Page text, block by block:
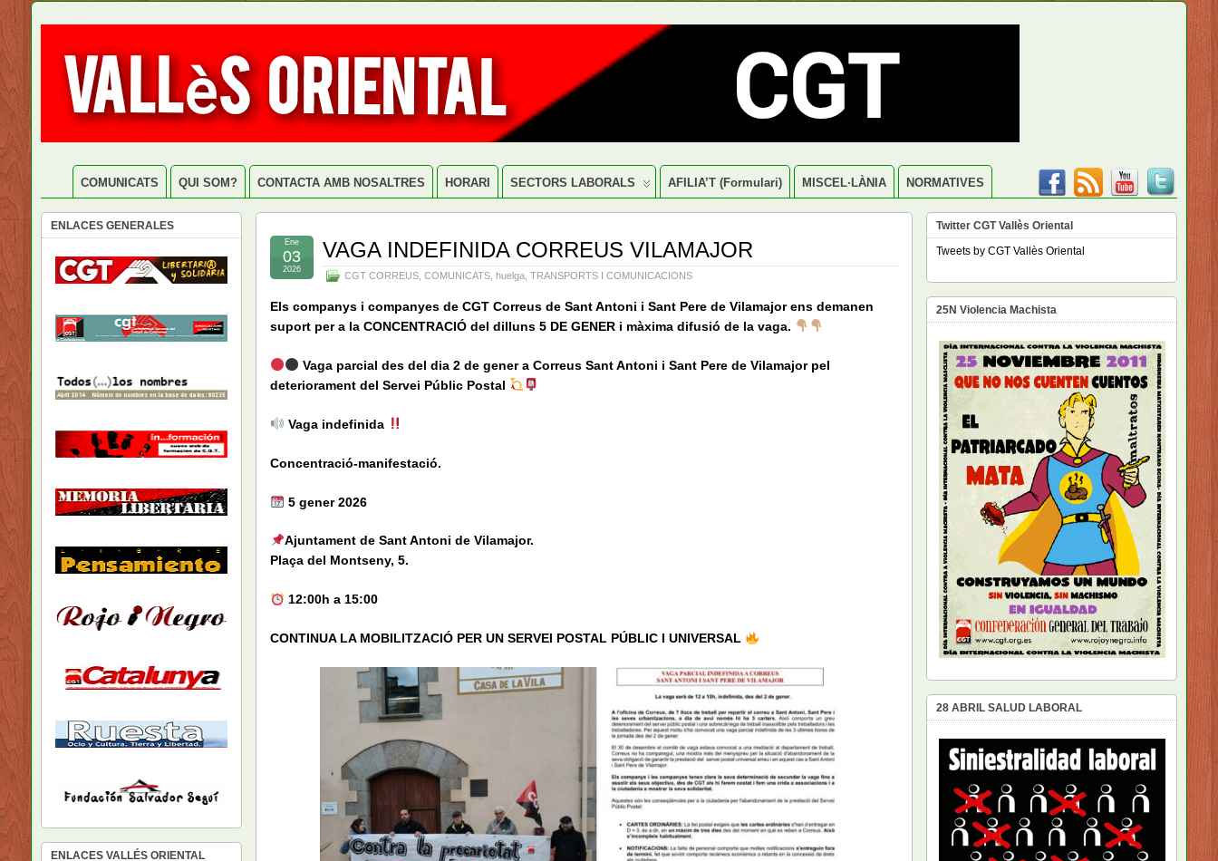
COMUNICATS QUI SOM? CONTACTA AMB NOSALTRES HORARI SECTORS LABORALS AFILIA’T (formulari) MISCEL·LÀNIA NORMATIVES
VAGA INDEFINIDA CORREUS VILAMAJOR
CGT CORREUS COMUNICATS huelga TRANSPORTS I COMUNICACIONS
Ene
03
2026
Els companys i companyes de CGT Correus de Sant Antoni i Sant Pere de Vilamajor ens demanen
suport per a la CONCENTRACIÓ del dilluns 5 DE GENER i màxima difusió de la vaga.
Vaga parcial des del dia 2 de gener a Correus Sant Antoni i Sant Pere de Vilamajor pel
deteriorament del Servei Públic Postal
Vaga indefinida
Concentració-manifestació.
5 gener 2026
Ajuntament de Sant Antoni de Vilamajor.
Plaça del Montseny, 5.
12:00h a 15:00
CONTINUA LA MOBILITZACIÓ PER UN SERVEI POSTAL PÚBLIC I UNIVERSAL
ENLACES GENERALES
ENLACES VALLÉS ORIENTAL
Twitter CGT Vallès Oriental
Tweets by CGT Vallès Oriental
25N Violencia Machista
28 ABRIL SALUD LABORAL